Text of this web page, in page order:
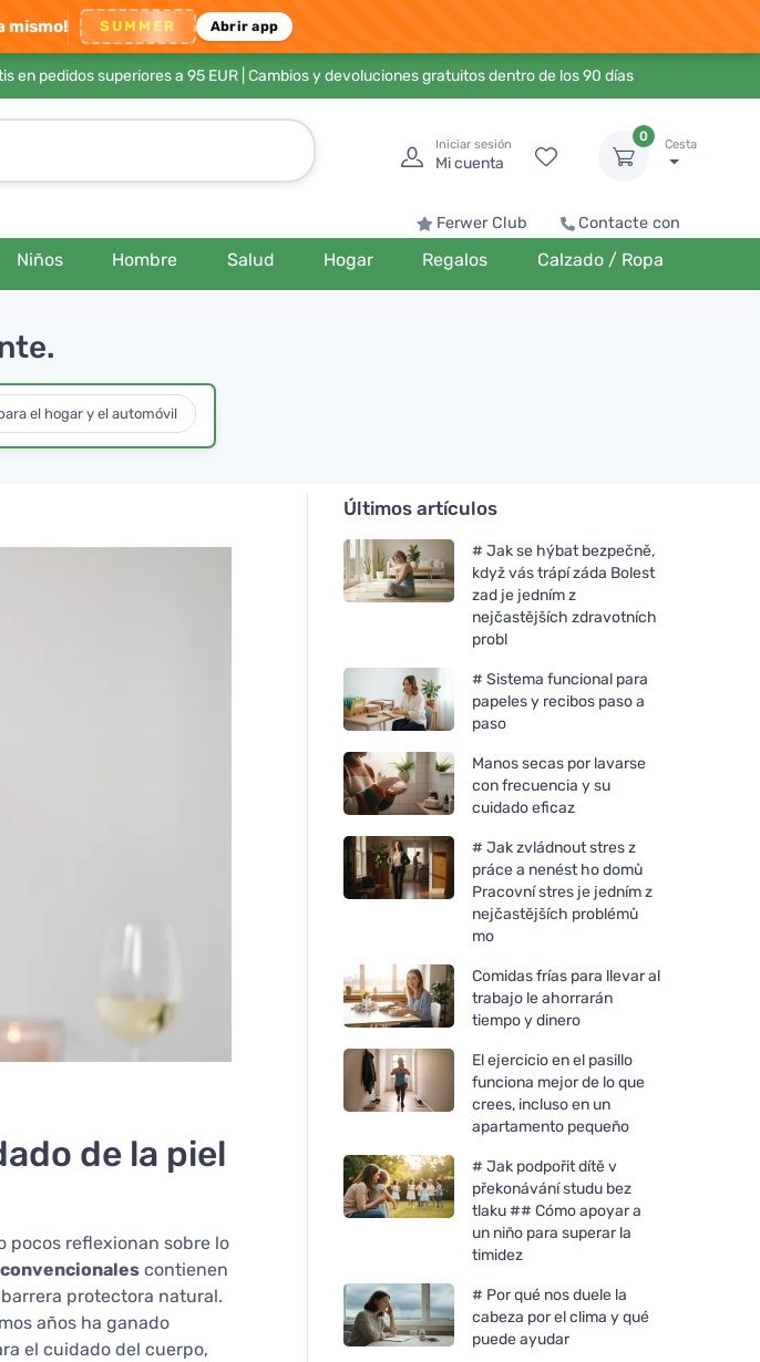
mismo! SUMMER Abrir app
en pedidos superiores a 95 EUR| Cambios y devoluciones gratuitos dentro de los 90 días
Iniciar sesión
Mi cuenta
0
Cesta
Ferwer Club Contacte con
Niños Hombre Salud Hogar Regalos Calzado / Ropa
el hogar y el automóvil
de la piel
pocos reflexionan sobre lo
contienen
protectora natural.
años ha ganado
el cuidado del cuerpo,
Últimos artículos
# Jak se hýbat bezpečně,
když vás trápí záda Bolest
zad je jedním z
nejčastějších zdravotních
probl
# Sistema funcional para
papeles y recibos paso a
paso
Manos secas por lavarse
con frecuencia y su
cuidado eficaz
# Jak zvládnout stres z
práce a nenést ho domů
Pracovní stres je jedním z
nejčastějších problémů
mo
Comidas frías para llevar al
trabajo le ahorrarán
tiempo y dinero
El ejercicio en el pasillo
funciona mejor de lo que
crees, incluso en un
apartamento pequeño
# Jak podpořit dítě v
překonávání studu bez
tlaku ## Cómo apoyar a
un niño para superar la
timidez
# Por qué nos duele la
cabeza por el clima y qué
puede ayudar